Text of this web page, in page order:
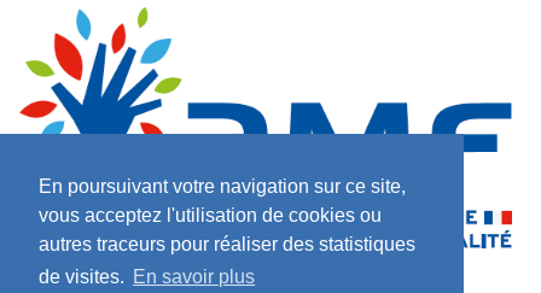
En poursuivant votre navigation sur ce site,
vous acceptez l'utilisation de cookies ou
autres traceurs pour réaliser des statistiques
de visites. En savoir plus